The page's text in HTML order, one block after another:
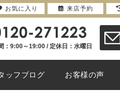
：9:00～19:00 / 定休日：水曜日
ッフブログ お客様の声
お気に入り 来店予約